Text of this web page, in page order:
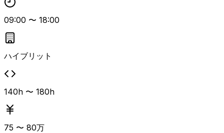
09:00 〜 18:00
ハイブリット
140h 〜 180h
75 〜 80万